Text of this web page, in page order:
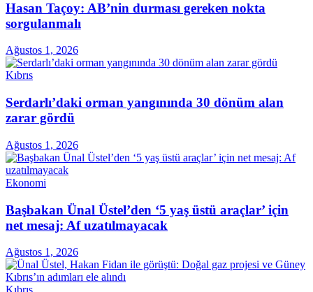
Hasan Taçoy: AB’nin durması gereken nokta
sorgulanmalı
Ağustos 1, 2026
Kıbrıs
Serdarlı’daki orman yangınında 30 dönüm alan
zarar gördü
Ağustos 1, 2026
Ekonomi
Başbakan Ünal Üstel’den ‘5 yaş üstü araçlar’ için
net mesaj: Af uzatılmayacak
Ağustos 1, 2026